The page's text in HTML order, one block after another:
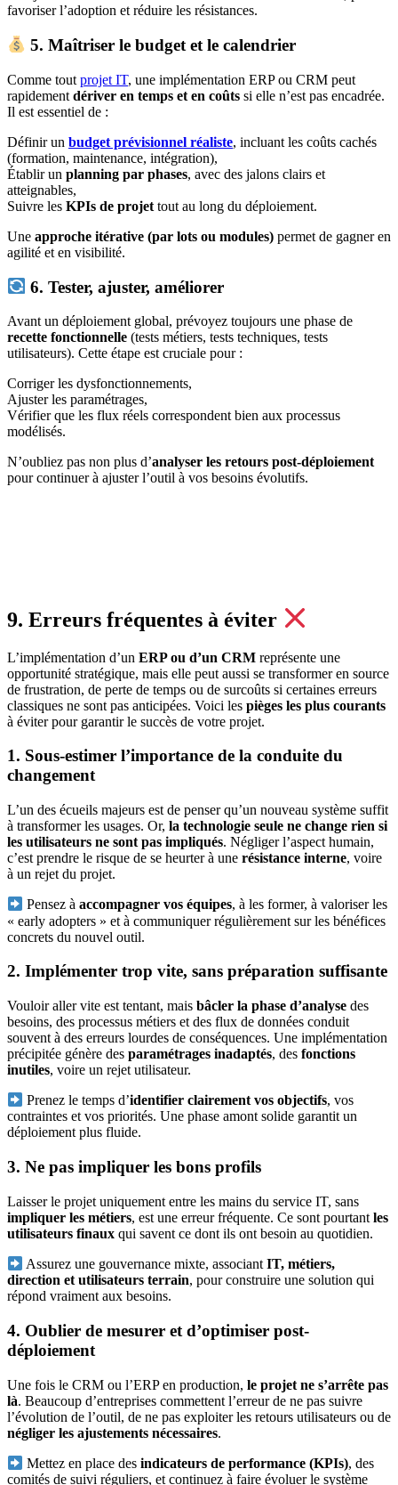
favoriser l’adoption et réduire les résistances.
5. Maîtriser le budget et le calendrier
Comme tout projet IT, une implémentation ERP ou CRM peut
rapidement dériver en temps et en coûts si elle n’est pas encadrée.
Il est essentiel de :
Définir un budget prévisionnel réaliste, incluant les coûts cachés
(formation, maintenance, intégration),
Établir un planning par phases, avec des jalons clairs et
atteignables,
Suivre les KPIs de projet tout au long du déploiement.
Une approche itérative (par lots ou modules) permet de gagner en
agilité et en visibilité.
6. Tester, ajuster, améliorer
Avant un déploiement global, prévoyez toujours une phase de
recette fonctionnelle (tests métiers, tests techniques, tests
utilisateurs). Cette étape est cruciale pour :
Corriger les dysfonctionnements,
Ajuster les paramétrages,
Vérifier que les flux réels correspondent bien aux processus
modélisés.
N’oubliez pas non plus d’analyser les retours post-déploiement
pour continuer à ajuster l’outil à vos besoins évolutifs.
9. Erreurs fréquentes à éviter
L’implémentation d’un ERP ou d’un CRM représente une
opportunité stratégique, mais elle peut aussi se transformer en source
de frustration, de perte de temps ou de surcoûts si certaines erreurs
classiques ne sont pas anticipées. Voici les pièges les plus courants
à éviter pour garantir le succès de votre projet.
1. Sous-estimer l’importance de la conduite du
changement
L’un des écueils majeurs est de penser qu’un nouveau système suffit
à transformer les usages. Or, la technologie seule ne change rien si
les utilisateurs ne sont pas impliqués. Négliger l’aspect humain,
c’est prendre le risque de se heurter à une résistance interne, voire
à un rejet du projet.
Pensez àaccompagner vos équipes, à les former, à valoriser les
« early adopters » et à communiquer régulièrement sur les bénéfices
concrets du nouvel outil.
2. Implémenter trop vite, sans préparation suffisante
Vouloir aller vite est tentant, mais bâcler la phase d’analyse des
besoins, des processus métiers et des flux de données conduit
souvent à des erreurs lourdes de conséquences. Une implémentation
précipitée génère des paramétrages inadaptés, des fonctions
inutiles, voire un rejet utilisateur.
Prenez le temps d’identifier clairement vos objectifs, vos
contraintes et vos priorités. Une phase amont solide garantit un
déploiement plus fluide.
3. Ne pas impliquer les bons profils
Laisser le projet uniquement entre les mains du service IT, sans
impliquer les métiers, est une erreur fréquente. Ce sont pourtant les
utilisateurs finaux qui savent ce dont ils ont besoin au quotidien.
Assurez une gouvernance mixte, associantIT, métiers,
direction et utilisateurs terrain, pour construire une solution qui
répond vraiment aux besoins.
4. Oublier de mesurer et d’optimiser post-
déploiement
Une fois le CRM ou l’ERP en production, le projet ne s’arrête pas
là. Beaucoup d’entreprises commettent l’erreur de ne pas suivre
l’évolution de l’outil, de ne pas exploiter les retours utilisateurs ou de
négliger les ajustements nécessaires.
Mettez en place desindicateurs de performance (KPIs), des
comités de suivi réguliers, et continuez à faire évoluer le système